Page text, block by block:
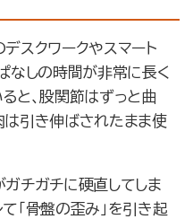
スクワークやスマート
なしの時間が非常に長く
と、股関節はずっと曲
は引き伸ばされたまま使
チガチに硬直してしま
「骨盤の歪み」を引き起